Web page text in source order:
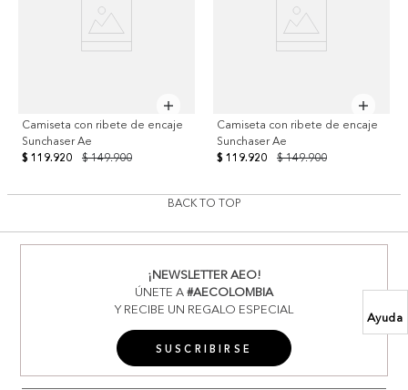
Ayuda
Camiseta con ribete de encaje
Sunchaser Ae
$ 149.900
$ 119.920
Camiseta con ribete de encaje
Sunchaser Ae
$ 149.900
$ 119.920
BACK TO TOP
¡NEWSLETTER AEO!
ÚNETE A#AECOLOMBIA
Y RECIBE UN REGALO ESPECIAL
SUSCRIBIRSE